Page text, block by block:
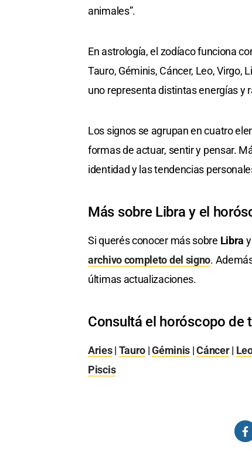
animales”.
En astrología, el zodíaco funciona
Tauro, Géminis, Cáncer, Leo, Virgo,
uno representa distintas energías y
Los signos se agrupan en cuatro
formas de actuar, sentir y pensar.
identidad y las tendencias
Más sobre Libra y el
Si querés conocer más sobre Libra
archivo completo del signo.
últimas actualizaciones.
Consultá el horóscopo
Aries| Tauro |Géminis |Cáncer|
Piscis